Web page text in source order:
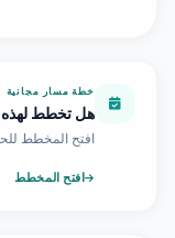
خطة مسار مجانية
هل تخطط لهذه
افتح المخطط
افتح المخطط